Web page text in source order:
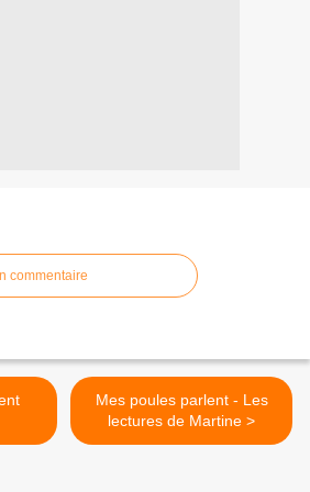
commentaire
Mes poules parlent - Les
lectures de Martine >